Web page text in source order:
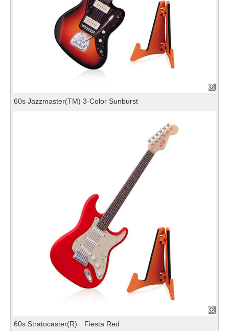
60s Jazzmaster(TM) 3-Color Sunburst
60s Stratocaster(R) Fiesta Red